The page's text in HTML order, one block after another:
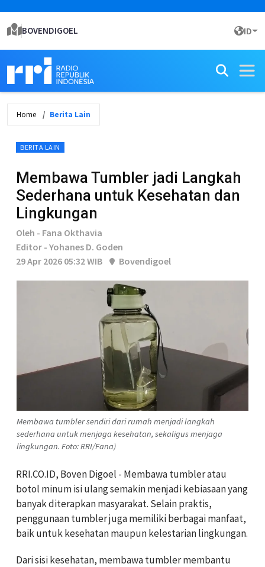
BOVENDIGOEL ID
Home Berita Lain
BERITA LAIN
Membawa Tumbler jadi Langkah
Sederhana untuk Kesehatan dan
Lingkungan
Oleh - Fana Okthavia
Editor - Yohanes D. Goden
29 Apr 2026 05:32 WIB
Bovendigoel
Membawa tumbler sendiri dari rumah menjadi langkah
sederhana untuk menjaga kesehatan, sekaligus menjaga
lingkungan. Foto: RRI/Fana)
RRI.CO.ID, Boven Digoel - Membawa tumbler atau
botol minum isi ulang semakin menjadi kebiasaan yang
banyak diterapkan masyarakat. Selain praktis,
penggunaan tumbler juga memiliki berbagai manfaat,
baik untuk kesehatan maupun kelestarian lingkungan.
Dari sisi kesehatan, membawa tumbler membantu